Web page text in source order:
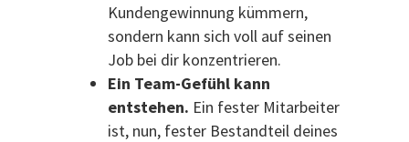
Kundengewinnung kümmern,
sondern kann sich voll auf seinen
Job bei dir konzentrieren.
Ein Team-Gefühl kann
entstehen. Ein fester Mitarbeiter
ist, nun, fester Bestandteil deines